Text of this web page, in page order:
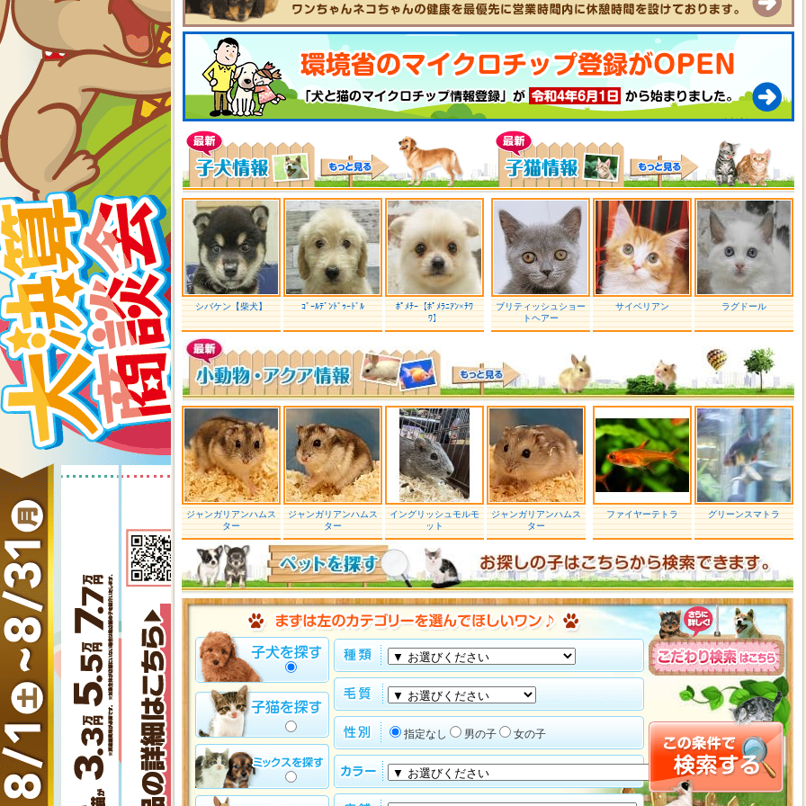
シバケン【柴犬】 ｺﾞｰﾙﾃﾞﾝﾄﾞｩｰﾄﾞﾙ
ﾎﾟﾒﾁｰ【ﾎﾟﾒﾗﾆｱﾝ×ﾁﾜ
ﾜ】
ブリティッシュショー
トヘアー
サイベリアン ラグドール
ジャンガリアンハムス
ター
ジャンガリアンハムス
ター
イングリッシュモルモ
ット
ジャンガリアンハムス
ター
ファイヤーテトラ グリーンスマトラ
指定なし 男の子 女の子